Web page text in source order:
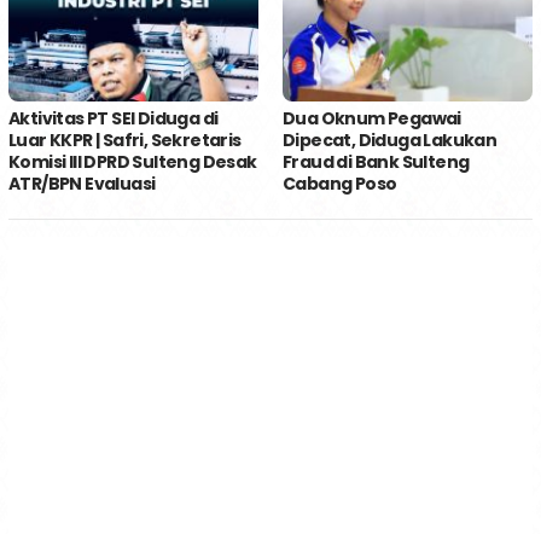
Aktivitas PT SEI Diduga di
Luar KKPR | Safri, Sekretaris
Komisi III DPRD Sulteng Desak
ATR/BPN Evaluasi
Dua Oknum Pegawai
Dipecat, Diduga Lakukan
Fraud di Bank Sulteng
Cabang Poso